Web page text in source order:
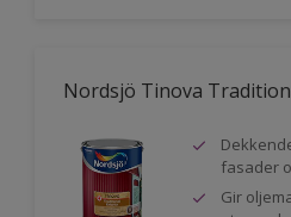
Nordsjö Tinova
fasader
Gir